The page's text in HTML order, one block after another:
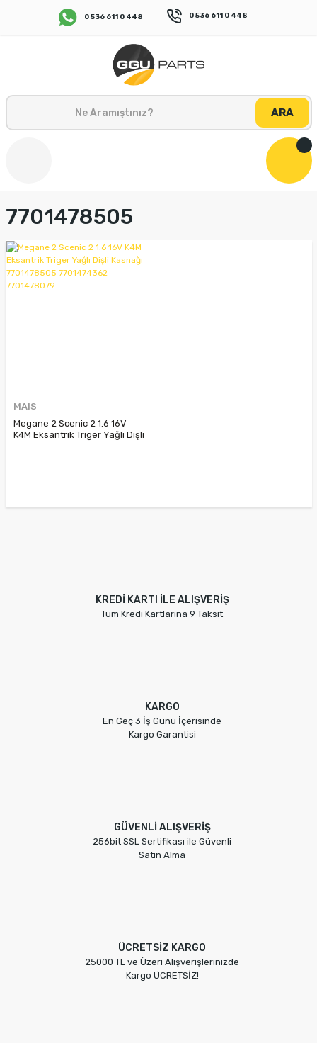
0 536 611 0 448 0 536 611 0 448
ARA
7701478505
MAIS
Megane 2 Scenic 2 1.6 16V
K4M Eksantrik Triger Yağlı Dişli
KREDİ KARTI İLE ALIŞVERİŞ
Tüm Kredi Kartlarına 9 Taksit
KARGO
En Geç 3 İş Günü İçerisinde
Kargo Garantisi
GÜVENLİ ALIŞVERİŞ
256bit SSL Sertifikası ile Güvenli
Satın Alma
ÜCRETSİZ KARGO
25000 TL ve Üzeri Alışverişlerinizde
Kargo ÜCRETSİZ!